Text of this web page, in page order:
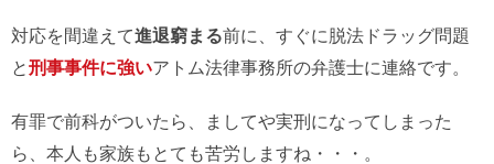
対応を間違えて進退窮まる前に、すぐに脱法ドラッグ問題
と刑事事件に強いアトム法律事務所の弁護士に連絡です。
有罪で前科がついたら、ましてや実刑になってしまった
ら、本人も家族もとても苦労しますね・・・。